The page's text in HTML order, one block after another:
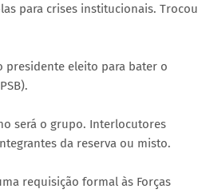
para crises institucionais. Trocou
presidente eleito para bater o
será o grupo. Interlocutores
da reserva ou misto.
requisição formal às Forças